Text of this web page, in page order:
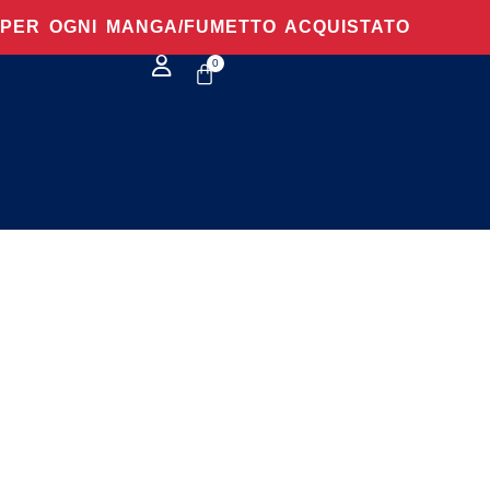
OGNI MANGA/FUMETTO ACQUISTATO
0